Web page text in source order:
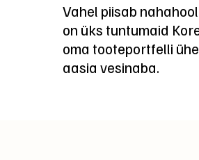
Vahel piisab
on üks tuntumaid
oma tooteportfelli
aasia vesinaba.